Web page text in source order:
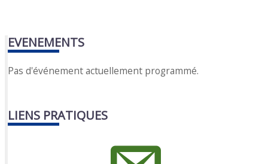
EVENEMENTS
Pas d'événement actuellement programmé.
LIENS PRATIQUES